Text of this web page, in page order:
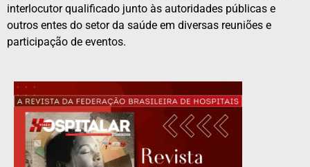
interlocutor qualificado junto às autoridades públicas e
outros entes do setor da saúde em diversas reuniões e
participação de eventos.